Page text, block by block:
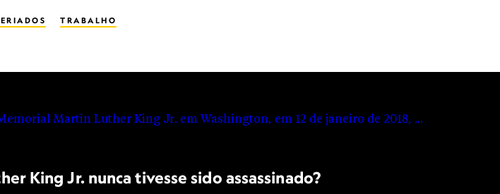
TRABALHO
King Jr. nunca tivesse sido assassinado?